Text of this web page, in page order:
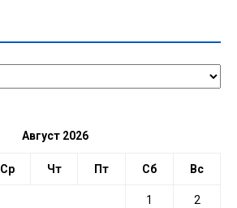
Август 2026
Ср Чт Пт Сб Вс
1 2